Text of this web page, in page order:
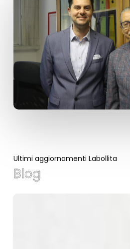
Ultimi aggiornamenti Labollita
Blog